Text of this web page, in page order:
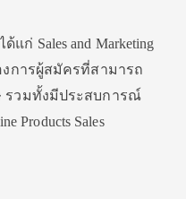
ก่ Sales and Marketing
งการผู้สมัครที่สามารถ
รวมทั้งมีประสบการณ์
Products Sales